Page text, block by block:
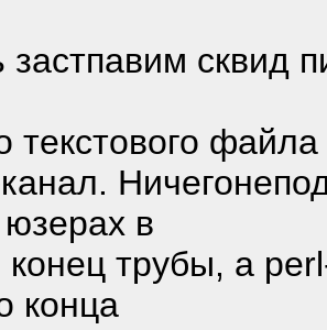
застпавим сквид
текстового
в
трубы, а
конца